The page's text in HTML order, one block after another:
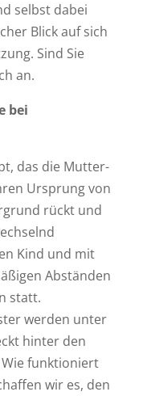
selbst dabei
Blick auf sich
Sind Sie
an.
bei
das die Mutter-
Ursprung von
rückt und
Kind und mit
Abständen
statt.
werden unter
hinter den
funktioniert
wir es, den